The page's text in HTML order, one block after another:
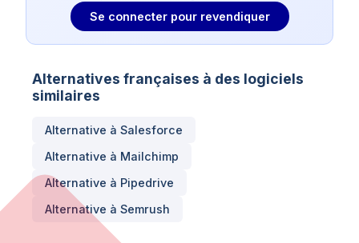
Se connecter pour revendiquer
Alternatives françaises à des logiciels
similaires
Alternative à Salesforce
Alternative à Mailchimp
Alternative à Pipedrive
Alternative à Semrush